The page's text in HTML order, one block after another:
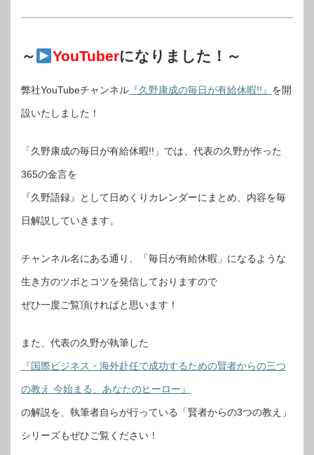
～ YouTuberになりました！～
弊社YouTubeチャンネル 『久野康成の毎日が有給休暇!!』 を開
設いたしました！
「久野康成の毎日が有給休暇!!」では、代表の久野が作った
365の金言を
『久野語録』として日めくりカレンダーにまとめ、内容を毎
日解説していきます。
チャンネル名にある通り、「毎日が有給休暇」になるような
生き方のツボとコツを発信しておりますので
ぜひ一度ご覧頂ければと思います！
また、代表の久野が執筆した
『国際ビジネス・海外赴任で成功するための賢者からの三つ
の教え 今始まる、あなたのヒーロー』
の解説を、執筆者自らが行っている「賢者からの3つの教え」
シリーズもぜひご覧ください！